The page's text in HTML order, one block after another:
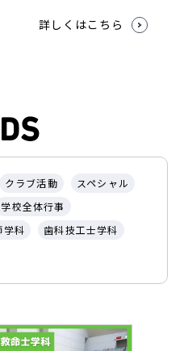
詳しくはこちら
クラブ活動
スペシャル
学校全体行事
学科
歯科技工士学科